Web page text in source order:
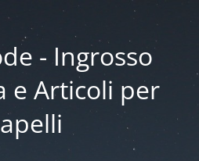
- Ingrosso
e Articoli per